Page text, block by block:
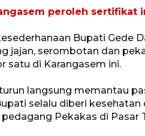
peroleh sertifikat
Bupati Gede
jajan, serombotan dan
satu di Karangasem ini.
langsung memantau
selalu diberi
Pekakas di Pasar